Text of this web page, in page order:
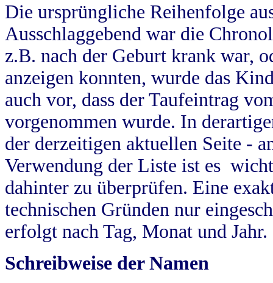
Die ursprüngliche Reihenfolge
Ausschlaggebend war die
z.B. nach der Geburt krank war,
anzeigen konnten, wurde das
auch vor, dass der Taufeintrag
vorgenommen wurde. In
der derzeitigen aktuellen Seite -
Verwendung der Liste ist es
dahinter zu überprüfen. Eine
technischen Gründen nur
erfolgt nach Tag, Monat und Jahr.
Schreibweise der Namen